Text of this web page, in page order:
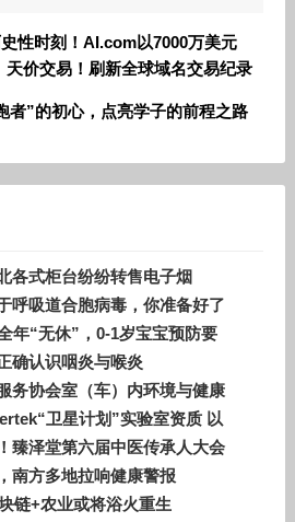
性时刻！AI.com以7000万美元
天价交易！刷新全球域名交易纪录
者”的初心，点亮学子的前程之路
各式柜台纷纷转售电子烟
呼吸道合胞病毒，你准备好了
年“无休”，0-1岁宝宝预防要
确认识咽炎与喉炎
务协会室（车）内环境与健康
卫星计划”实验室资质 以
展
臻泽堂第六届中医传承人大会
南方多地拉响健康警报
链+农业或将浴火重生